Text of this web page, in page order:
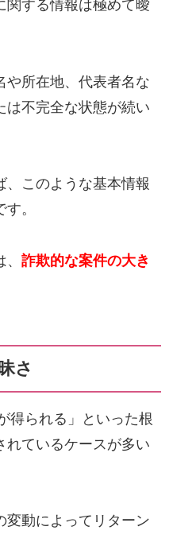
関する情報は極めて曖
や所在地、代表者名な
は不完全な状態が続い
、このような基本情報
。
詐欺的な案件の大き
さ
得られる」といった根
れているケースが多い
変動によってリターン